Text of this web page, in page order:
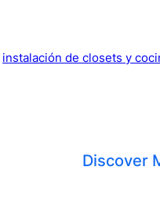
instalación de closets y
Discover